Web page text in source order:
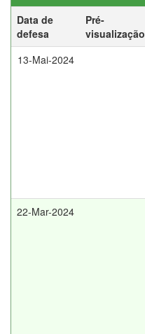
Data de
defesa
Pré-
visualização
13-Mai-2024
22-Mar-2024